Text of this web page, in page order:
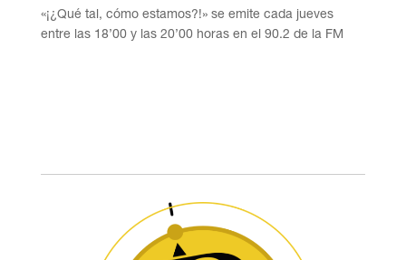
«¡¿Qué tal, cómo estamos?!» se emite cada jueves
entre las 18’00 y las 20’00 horas en el 90.2 de la FM